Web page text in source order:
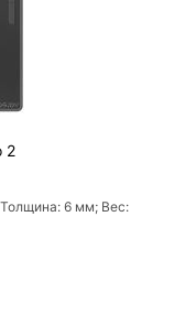
2
6 мм; Вес: